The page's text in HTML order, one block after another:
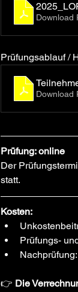
Download
Prüfungsablauf /
Download
Prüfung: online
Der
statt.
Kosten:
Prüfungs-
👉 Die